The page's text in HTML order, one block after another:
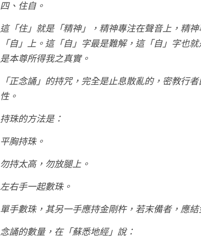
四、住自。
這「住」就是「精神」，精神專注在聲音上，精
「自」上。這「自」字最是難解，這「自」字也
是本尊所得我之真實。
「正念誦」的持咒，完全是止息散亂的，密教行
性。
持珠的方法是：
平胸持珠。
勿持太高，勿放腿上。
左右手一起數珠。
單手數珠，其另一手應持金剛杵，若末備者，應結
念誦的數量，在「蘇悉地經」說：